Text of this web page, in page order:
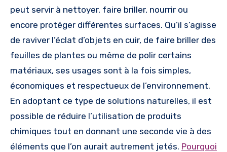
peut servir à nettoyer, faire briller, nourrir ou
encore protéger différentes surfaces. Qu’il s’agisse
de raviver l’éclat d’objets en cuir, de faire briller des
feuilles de plantes ou même de polir certains
matériaux, ses usages sont à la fois simples,
économiques et respectueux de l’environnement.
En adoptant ce type de solutions naturelles, il est
possible de réduire l’utilisation de produits
chimiques tout en donnant une seconde vie à des
éléments que l’on aurait autrement jetés. Pourquoi